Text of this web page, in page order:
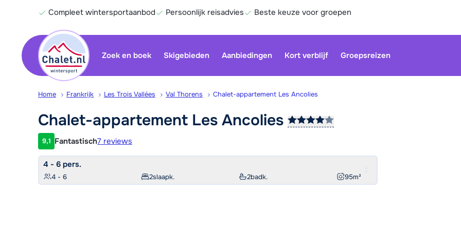
Compleet wintersportaanbod Persoonlijk reisadvies Beste keuze voor groepen
Zoek en boek Skigebieden Aanbiedingen Kort verblijf Groepsreizen
Home Frankrijk Les Trois Vallées Val Thorens Chalet-appartement Les Ancolies
Chalet-appartement Les Ancolies
Klantwaardering
9,1 Fantastisch7 reviews
4 - 6 pers.
4 - 6 2slaapk. 2badk. 95m²